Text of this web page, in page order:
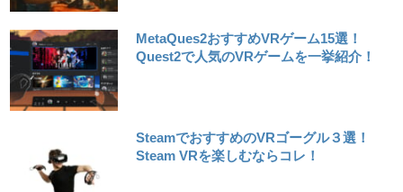
MetaQues2おすすめVRゲーム15選！
Quest2で人気のVRゲームを一挙紹介！
SteamでおすすめのVRゴーグル３選！
Steam VRを楽しむならコレ！